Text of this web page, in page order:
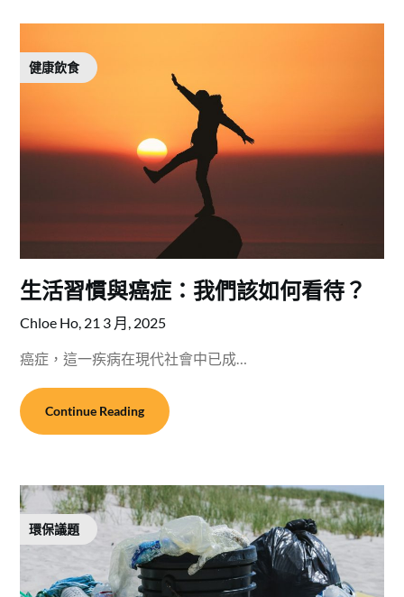
健康飲食
生活習慣與癌症：我們該如何看待？
Chloe Ho, 21 3 月, 2025
癌症，這一疾病在現代社會中已成…
Continue Reading
環保議題